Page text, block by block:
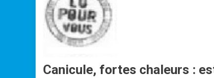
Canicule, fortes chaleurs :